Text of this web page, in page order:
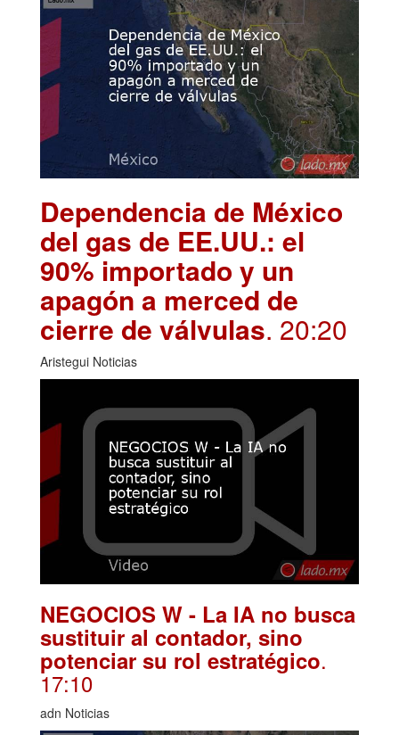
Dependencia de México
del gas de EE.UU.: el
90% importado y un
apagón a merced de
cierre de válvulas. 20:20
Aristegui Noticias
NEGOCIOS W - La IA no busca
sustituir al contador, sino
potenciar su rol estratégico.
17:10
adn Noticias